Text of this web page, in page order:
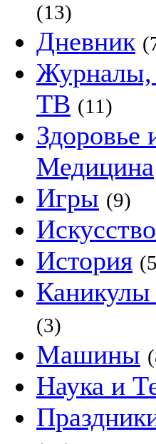
(13)
Дневник
Журналы,
ТВ (11)
Здоровье
Медицина
Игры (9)
Искусство
История
(3)
Машины
Наука и